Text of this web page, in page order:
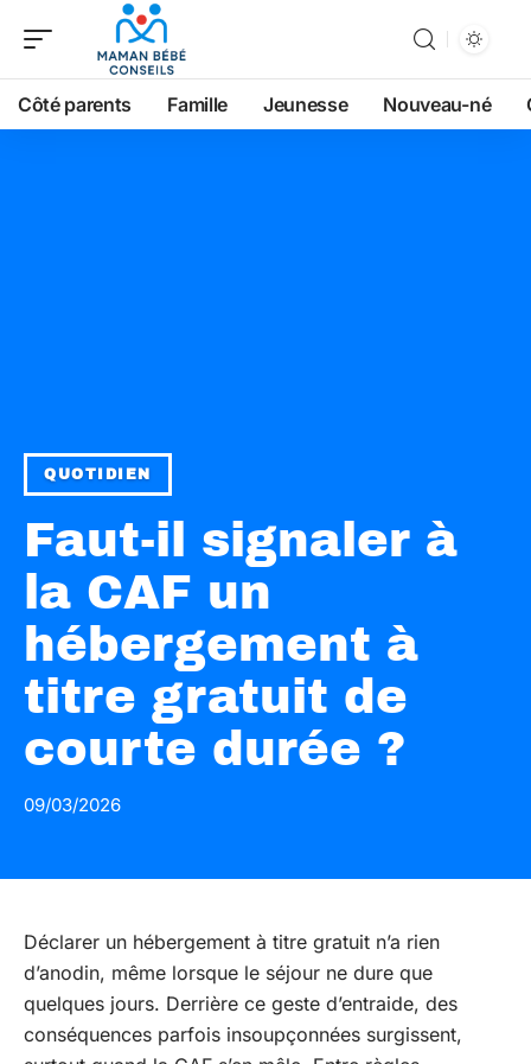
Côté parents Famille Jeunesse Nouveau-né
QUOTIDIEN
Faut-il signaler à
la CAF un
hébergement à
titre gratuit de
courte durée ?
09/03/2026
Déclarer un hébergement à titre gratuit n’a rien
d’anodin, même lorsque le séjour ne dure que
quelques jours. Derrière ce geste d’entraide, des
conséquences parfois insoupçonnées surgissent,